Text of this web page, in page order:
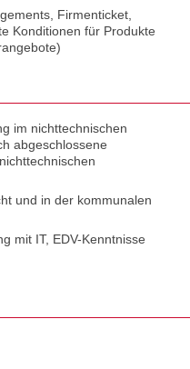
Firmenticket,
Konditionen für Produkte
im nichttechnischen
abgeschlossene
und in der kommunalen
mit IT, EDV-Kenntnisse